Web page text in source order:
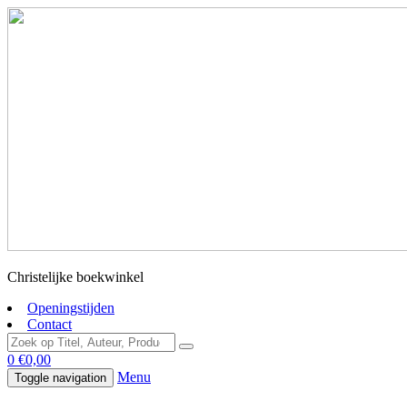
Christelijke boekwinkel
Openingstijden
Contact
0 €0,00
Toggle navigation Menu